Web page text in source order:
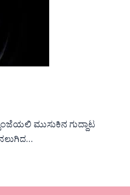
ಮುಸುಕಿನ ಗುದ್ದಾಟ